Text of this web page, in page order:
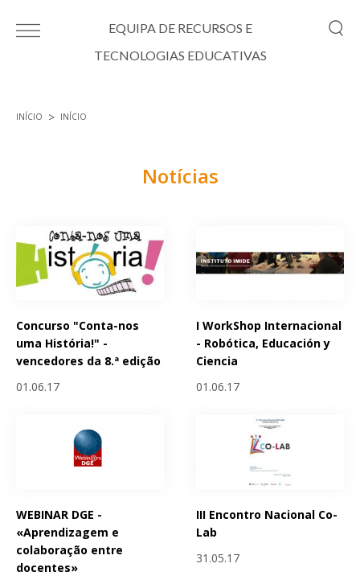
EQUIPA DE RECURSOS E
TECNOLOGIAS EDUCATIVAS
INÍCIO INÍCIO
Notícias
Concurso "Conta-nos
uma História!" -
vencedores da 8.ª edição
01.06.17
I WorkShop Internacional
- Robótica, Educación y
Ciencia
01.06.17
WEBINAR DGE -
«Aprendizagem e
colaboração entre
docentes»
III Encontro Nacional Co-
Lab
31.05.17
Páginas